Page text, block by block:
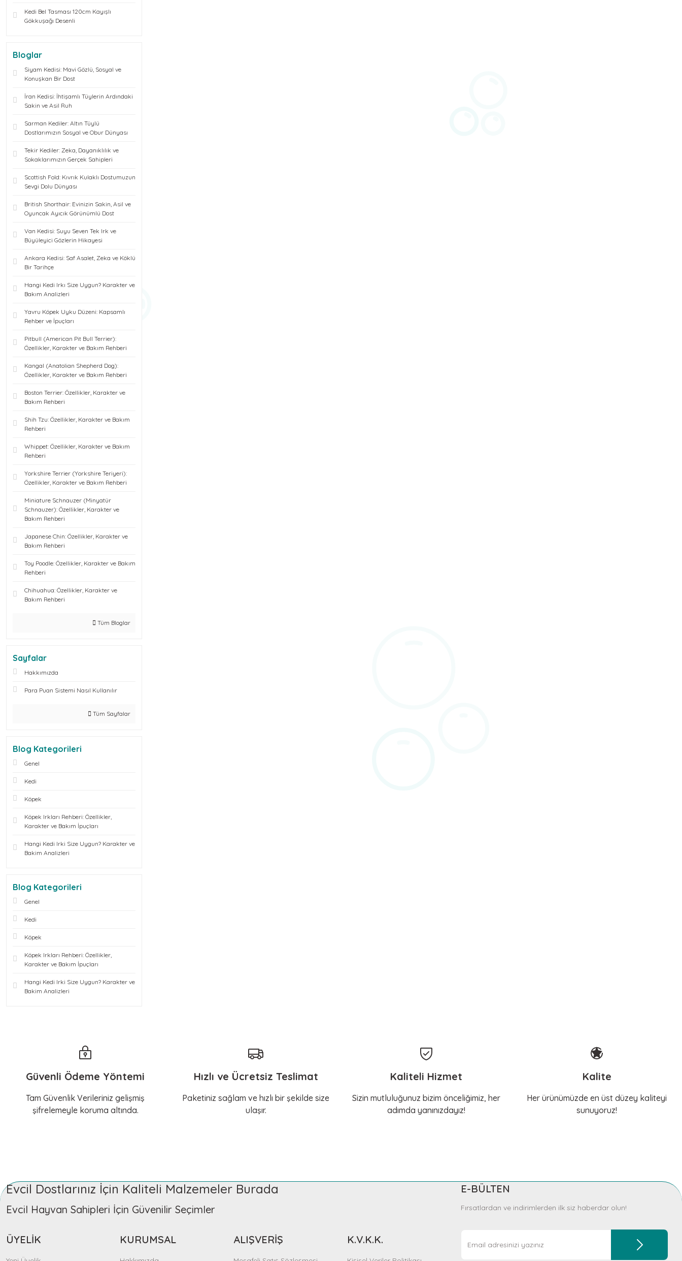
Kedi Bel Tasması 120cm Kayışlı
Gökkuşağı Desenli
Bloglar
Siyam Kedisi: Mavi Gözlü, Sosyal ve
Konuşkan Bir Dost
İran Kedisi: İhtişamlı Tüylerin Ardındaki
Sakin ve Asil Ruh
Sarman Kediler: Altın Tüylü
Dostlarımızın Sosyal ve Obur Dünyası
Tekir Kediler: Zeka, Dayanıklılık ve
Sokaklarımızın Gerçek Sahipleri
Scottish Fold: Kıvrık Kulaklı Dostumuzun
Sevgi Dolu Dünyası
British Shorthair: Evinizin Sakin, Asil ve
Oyuncak Ayıcık Görünümlü Dost
Van Kedisi: Suyu Seven Tek Irk ve
Büyüleyici Gözlerin Hikayesi
Ankara Kedisi: Saf Asalet, Zeka ve Köklü
Bir Tarihçe
Hangi Kedi Irkı Size Uygun? Karakter ve
Bakım Analizleri
Yavru Köpek Uyku Düzeni: Kapsamlı
Rehber ve İpuçları
Pitbull (American Pit Bull Terrier):
Özellikler, Karakter ve Bakım Rehberi
Kangal (Anatolian Shepherd Dog):
Özellikler, Karakter ve Bakım Rehberi
Boston Terrier: Özellikler, Karakter ve
Bakım Rehberi
Shih Tzu: Özellikler, Karakter ve Bakım
Rehberi
Whippet: Özellikler, Karakter ve Bakım
Rehberi
Yorkshire Terrier (Yorkshire Teriyeri):
Özellikler, Karakter ve Bakım Rehberi
Miniature Schnauzer (Minyatür
Schnauzer): Özellikler, Karakter ve
Bakım Rehberi
Japanese Chin: Özellikler, Karakter ve
Bakım Rehberi
Toy Poodle: Özellikler, Karakter ve Bakım
Rehberi
Chihuahua: Özellikler, Karakter ve
Bakım Rehberi
Tüm Bloglar
Sayfalar
Hakkımızda
Para Puan Sistemi Nasıl Kullanılır
Tüm Sayfalar
Blog Kategorileri
Genel
Kedi
Köpek
Köpek Irkları Rehberi: Özellikler,
Karakter ve Bakım İpuçları
Hangi Kedi Irki Size Uygun? Karakter ve
Bakim Analizleri
Blog Kategorileri
Genel
Kedi
Köpek
Köpek Irkları Rehberi: Özellikler,
Karakter ve Bakım İpuçları
Hangi Kedi Irki Size Uygun? Karakter ve
Bakim Analizleri
Güvenli Ödeme Yöntemi
Tam Güvenlik Verileriniz gelişmiş
şifrelemeyle koruma altında.
Hızlı ve Ücretsiz Teslimat
Paketiniz sağlam ve hızlı bir şekilde size
ulaşır.
Kaliteli Hizmet
Sizin mutluluğunuz bizim önceliğimiz, her
adımda yanınızdayız!
Kalite
Her ürünümüzde en üst düzey kaliteyi
sunuyoruz!
Evcil Dostlarınız İçin Kaliteli Malzemeler Burada
Evcil Hayvan Sahipleri İçin Güvenilir Seçimler
ÜYELİK KURUMSAL ALIŞVERİŞ K.V.K.K.
E-BÜLTEN
Fırsatlardan ve indirimlerden ilk siz haberdar olun!